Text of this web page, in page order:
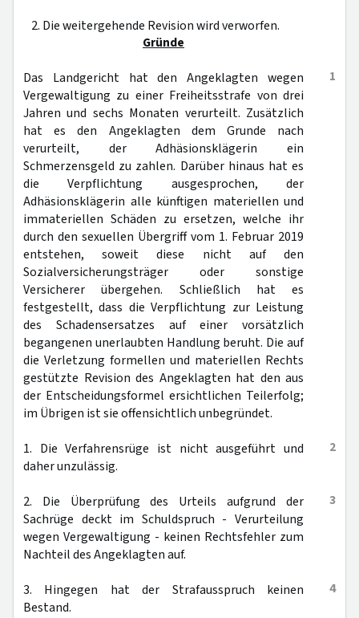
2. Die weitergehende Revision wird verworfen.
Gründe
1
Das Landgericht hat den Angeklagten wegen
Vergewaltigung zu einer Freiheitsstrafe von drei
Jahren und sechs Monaten verurteilt. Zusätzlich
hat es den Angeklagten dem Grunde nach
verurteilt, der Adhäsionsklägerin ein
Schmerzensgeld zu zahlen. Darüber hinaus hat es
die Verpflichtung ausgesprochen, der
Adhäsionsklägerin alle künftigen materiellen und
immateriellen Schäden zu ersetzen, welche ihr
durch den sexuellen Übergriff vom 1. Februar 2019
entstehen, soweit diese nicht auf den
Sozialversicherungsträger oder sonstige
Versicherer übergehen. Schließlich hat es
festgestellt, dass die Verpflichtung zur Leistung
des Schadensersatzes auf einer vorsätzlich
begangenen unerlaubten Handlung beruht. Die auf
die Verletzung formellen und materiellen Rechts
gestützte Revision des Angeklagten hat den aus
der Entscheidungsformel ersichtlichen Teilerfolg;
im Übrigen ist sie offensichtlich unbegründet.
2
1. Die Verfahrensrüge ist nicht ausgeführt und
daher unzulässig.
3
2. Die Überprüfung des Urteils aufgrund der
Sachrüge deckt im Schuldspruch - Verurteilung
wegen Vergewaltigung - keinen Rechtsfehler zum
Nachteil des Angeklagten auf.
4
3. Hingegen hat der Strafausspruch keinen
Bestand.